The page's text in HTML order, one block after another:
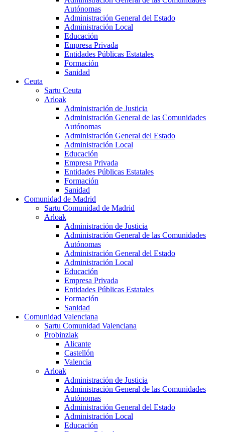
Autónomas
Administración General del Estado
Administración Local
Educación
Empresa Privada
Entidades Públicas Estatales
Formación
Sanidad
Ceuta
Sartu Ceuta
Arloak
Administración de Justicia
Administración General de las Comunidades
Autónomas
Administración General del Estado
Administración Local
Educación
Empresa Privada
Entidades Públicas Estatales
Formación
Sanidad
Comunidad de Madrid
Sartu Comunidad de Madrid
Arloak
Administración de Justicia
Administración General de las Comunidades
Autónomas
Administración General del Estado
Administración Local
Educación
Empresa Privada
Entidades Públicas Estatales
Formación
Sanidad
Comunidad Valenciana
Sartu Comunidad Valenciana
Probinziak
Alicante
Castellón
Valencia
Arloak
Administración de Justicia
Administración General de las Comunidades
Autónomas
Administración General del Estado
Administración Local
Educación